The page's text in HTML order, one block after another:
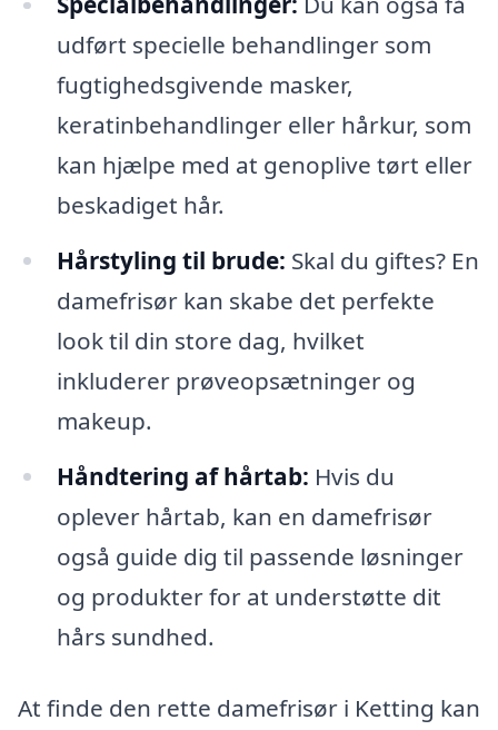
udført specielle behandlinger som
fugtighedsgivende masker,
keratinbehandlinger eller hårkur, som
kan hjælpe med at genoplive tørt eller
beskadiget hår.
Hårstyling til brude: Skal du giftes? En
damefrisør kan skabe det perfekte
look til din store dag, hvilket
inkluderer prøveopsætninger og
makeup.
Håndtering af hårtab: Hvis du
oplever hårtab, kan en damefrisør
også guide dig til passende løsninger
og produkter for at understøtte dit
hårs sundhed.
At finde den rette damefrisør i Ketting kan